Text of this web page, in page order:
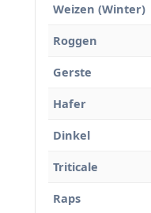
Weizen (Winter)
Roggen
Gerste
Hafer
Dinkel
Triticale
Raps